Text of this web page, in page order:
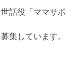
話役「ママサポ
集しています。